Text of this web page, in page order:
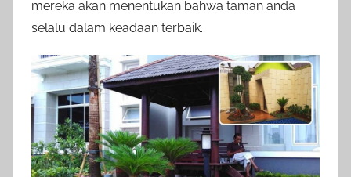
mereka akan menentukan bahwa taman anda
selalu dalam keadaan terbaik.